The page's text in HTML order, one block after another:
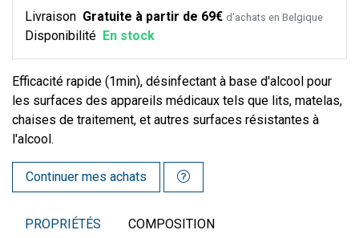
Livraison Gratuite à partir de 69€ d’achats en Belgique
Disponibilité En stock
Efficacité rapide (1min), désinfectant à base d'alcool pour
les surfaces des appareils médicaux tels que lits, matelas,
chaises de traitement, et autres surfaces résistantes à
l'alcool.
Continuer mes achats
PROPRIÉTÉS COMPOSITION